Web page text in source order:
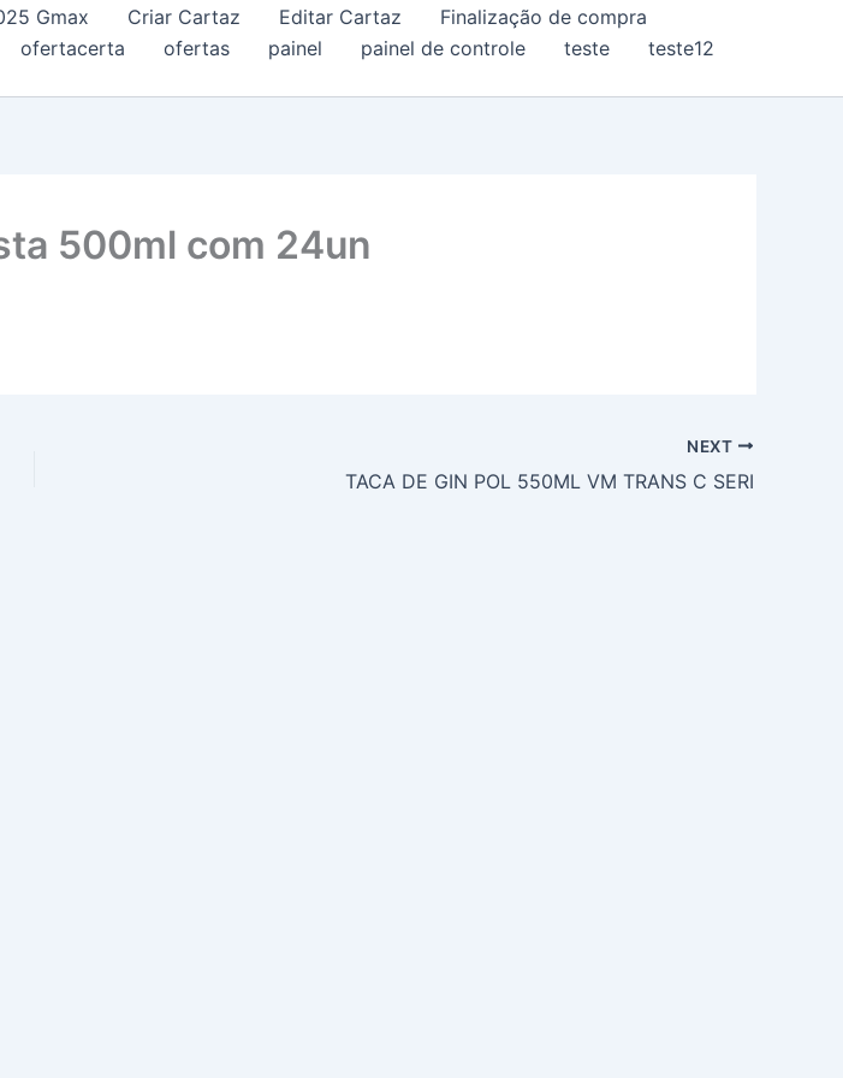
Gmax Criar Cartaz Editar Cartaz
Finalização de compra
ofertacerta ofertas painel painel de controle teste
teste12
500ml com 24un
NEXT
TACA DE GIN POL 550ML VM TRANS C SERI